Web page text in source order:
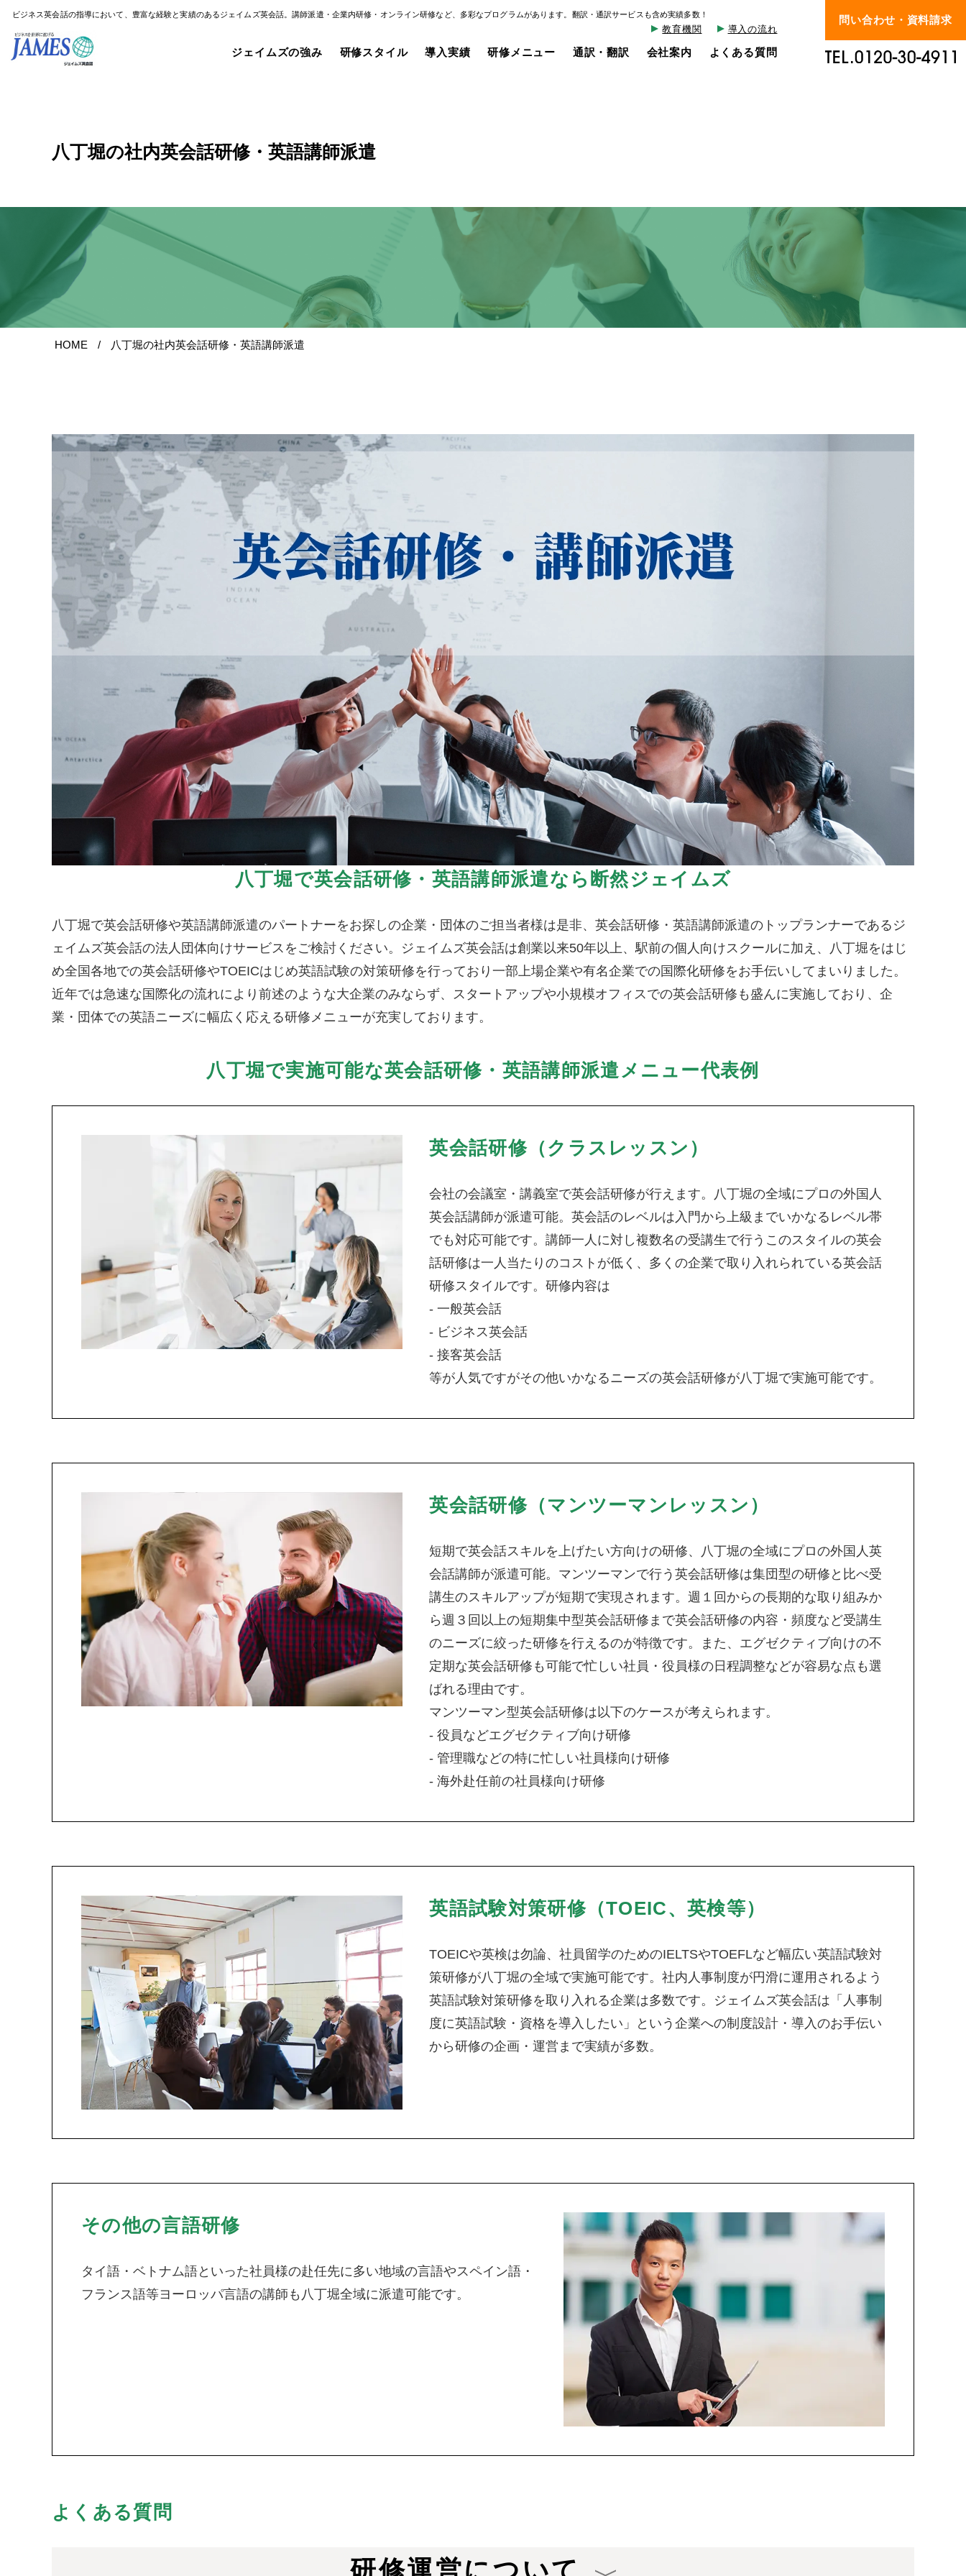
ビジネス英会話の指導において、豊富な経験と実績のあるジェイムズ英会話。講師派遣・企業内研修・オンライン研修など、多彩なプログラムがあります。翻訳・通訳サービスも含め実績多数！
ジェイムズの強み 研修スタイル 導入実績 研修メニュー 通訳・翻訳 会社案内 よくある質問
教育機関 導入の流れ
問い合わせ・資料請求
八丁堀の社内英会話研修・英語講師派遣
HOME 八丁堀の社内英会話研修・英語講師派遣
八丁堀で英会話研修・英語講師派遣なら断然ジェイムズ
八丁堀で英会話研修や英語講師派遣のパートナーをお探しの企業・団体のご担当者様は是非、英会話研修・英語講師派遣のトップランナーであるジ
ェイムズ英会話の法人団体向けサービスをご検討ください。ジェイムズ英会話は創業以来50年以上、駅前の個人向けスクールに加え、八丁堀をはじ
め全国各地での英会話研修やTOEICはじめ英語試験の対策研修を行っており一部上場企業や有名企業での国際化研修をお手伝いしてまいりました。
近年では急速な国際化の流れにより前述のような大企業のみならず、スタートアップや小規模オフィスでの英会話研修も盛んに実施しており、企
業・団体での英語ニーズに幅広く応える研修メニューが充実しております。
八丁堀で実施可能な英会話研修・英語講師派遣メニュー代表例
英会話研修（クラスレッスン）
会社の会議室・講義室で英会話研修が行えます。八丁堀の全域にプロの外国人
英会話講師が派遣可能。英会話のレベルは入門から上級までいかなるレベル帯
でも対応可能です。講師一人に対し複数名の受講生で行うこのスタイルの英会
話研修は一人当たりのコストが低く、多くの企業で取り入れられている英会話
研修スタイルです。研修内容は
- 一般英会話
- ビジネス英会話
- 接客英会話
等が人気ですがその他いかなるニーズの英会話研修が八丁堀で実施可能です。
英会話研修（マンツーマンレッスン）
短期で英会話スキルを上げたい方向けの研修、八丁堀の全域にプロの外国人英
会話講師が派遣可能。マンツーマンで行う英会話研修は集団型の研修と比べ受
講生のスキルアップが短期で実現されます。週１回からの長期的な取り組みか
ら週３回以上の短期集中型英会話研修まで英会話研修の内容・頻度など受講生
のニーズに絞った研修を行えるのが特徴です。また、エグゼクティブ向けの不
定期な英会話研修も可能で忙しい社員・役員様の日程調整などが容易な点も選
ばれる理由です。
マンツーマン型英会話研修は以下のケースが考えられます。
- 役員などエグゼクティブ向け研修
- 管理職などの特に忙しい社員様向け研修
- 海外赴任前の社員様向け研修
英語試験対策研修（TOEIC、英検等）
TOEICや英検は勿論、社員留学のためのIELTSやTOEFLなど幅広い英語試験対
策研修が八丁堀の全域で実施可能です。社内人事制度が円滑に運用されるよう
英語試験対策研修を取り入れる企業は多数です。ジェイムズ英会話は「人事制
度に英語試験・資格を導入したい」という企業への制度設計・導入のお手伝い
から研修の企画・運営まで実績が多数。
その他の言語研修
タイ語・ベトナム語といった社員様の赴任先に多い地域の言語やスペイン語・
フランス語等ヨーロッパ言語の講師も八丁堀全域に派遣可能です。
よくある質問
研修運営について